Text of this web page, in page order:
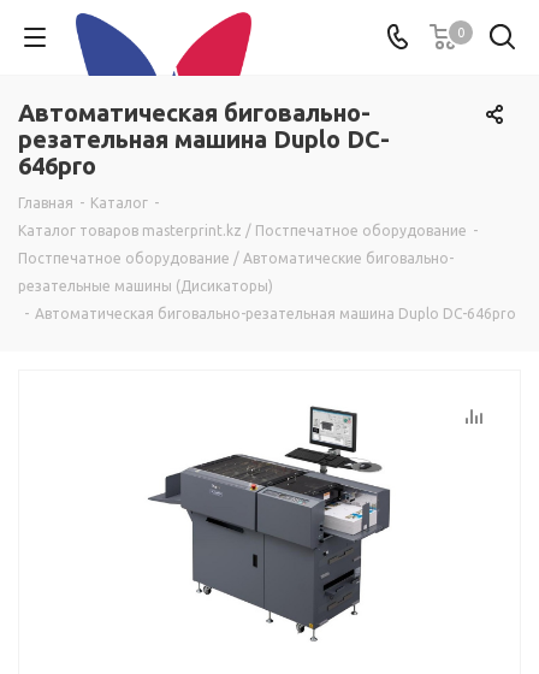
0
Автоматическая биговально-
резательная машина Duplo DC-
646pro
Главная - Каталог -
Каталог товаров masterprint.kz / Постпечатное оборудование -
Постпечатное оборудование / Автоматические биговально-
резательные машины (Дисикаторы)
- Автоматическая биговально-резательная машина Duplo DC-646pro